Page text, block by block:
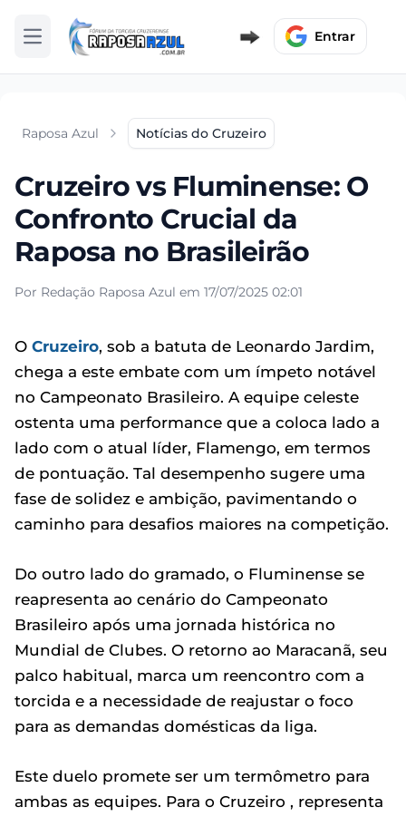
Abrir menu Entrar
Raposa Azul Notícias do Cruzeiro
Cruzeiro vs Fluminense: O
Confronto Crucial da
Raposa no Brasileirão
Por Redação Raposa Azul em 17/07/2025 02:01
O Cruzeiro, sob a batuta de Leonardo Jardim,
chega a este embate com um ímpeto notável
no Campeonato Brasileiro. A equipe celeste
ostenta uma performance que a coloca lado a
lado com o atual líder, Flamengo, em termos
de pontuação. Tal desempenho sugere uma
fase de solidez e ambição, pavimentando o
caminho para desafios maiores na competição.
Do outro lado do gramado, o Fluminense se
reapresenta ao cenário do Campeonato
Brasileiro após uma jornada histórica no
Mundial de Clubes. O retorno ao Maracanã, seu
palco habitual, marca um reencontro com a
torcida e a necessidade de reajustar o foco
para as demandas domésticas da liga.
Este duelo promete ser um termômetro para
ambas as equipes. Para o Cruzeiro , representa